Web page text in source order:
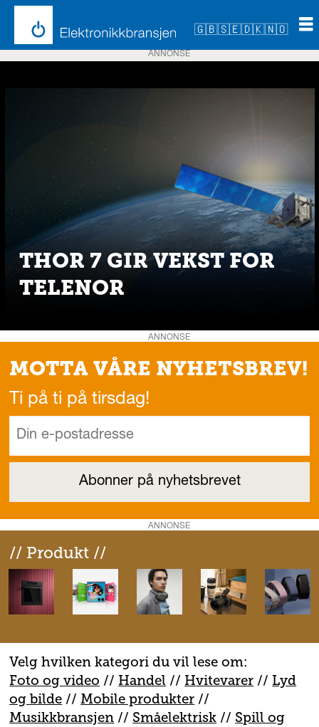
🇬🇧🇸🇪🇩🇰🇳🇴
Emne:
thor
ANNONSE
THOR 7 GIR VEKST FOR
TELENOR
ANNONSE
MOTTA VÅRE NYHETSBREV!
Ti på ti på tirsdag!
ANNONSE
// Produkt //
Velg hvilken kategori du vil lese om:
Foto og video // Handel // Hvitevarer // Lyd
og bilde //Mobile produkter //
Musikkbransjen // Småelektrisk // Spill og